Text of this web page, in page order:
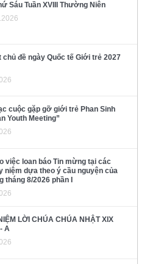
Sáu Tuần XVIII Thường Niên
chủ đề ngày Quốc tế Giới trẻ 2027
cuộc gặp gỡ giới trẻ Phan Sinh
Youth Meeting”
việc loan báo Tin mừng tại các
niệm dựa theo ý cầu nguyện của
8/2026 phần I
LỜI CHÚA CHÚA NHẬT XIX
A